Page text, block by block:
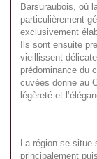
Barsuraubois, où
particulièrement
exclusivement
Ils sont ensuite
vieillissent
prédominance du
cuvées donne au
légèreté et
La région se situe
principalement